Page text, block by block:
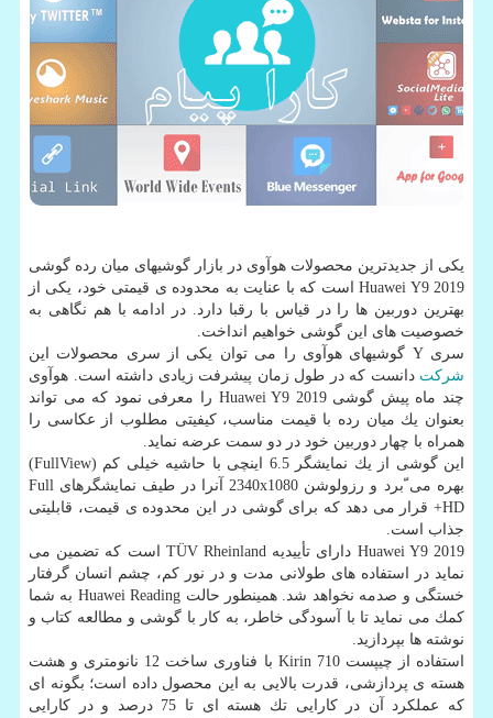
یكی از جدیدترین محصولات هوآوی در بازار گوشیهای میان رده گوشی
Huawei Y9 2019 است كه با عنایت به محدوده ی قیمتی خود، یكی از
بهترین دوربین ها را در قیاس با رقبا دارد. در ادامه با هم نگاهی به
خصوصیت های این گوشی خواهیم انداخت.
سری Y گوشیهای هوآوی را می توان یكی از سری محصولات این
شركت دانست كه در طول زمان پیشرفت زیادی داشته است. هوآوی
چند ماه پیش گوشی Huawei Y9 2019 را معرفی نمود كه می تواند
بعنوان یك میان رده با قیمت مناسب، كیفیتی مطلوب از عكاسی را
همراه با چهار دوربین خود در دو سمت عرضه نماید.
این گوشی از یك نمایشگر 6.5 اینچی با حاشیه خیلی كم (FullView)
بهره می ّبرد و رزولوشن 2340x1080 آنرا در طیف نمایشگرهای Full
HD+ قرار می دهد كه برای گوشی در این محدوده ی قیمت، قابلیتی
جذاب است.
Huawei Y9 2019 دارای تأییدیه TÜV Rheinland است كه تضمین می
نماید در استفاده های طولانی مدت و در نور كم، چشم انسان گرفتار
خستگی و صدمه نخواهد شد. همینطور حالت Huawei Reading به شما
كمك می نماید تا با آسودگی خاطر، به كار با گوشی و مطالعه كتاب و
نوشته ها بپردازید.
استفاده از چیپست Kirin 710 با فناوری ساخت 12 نانومتری و هشت
هسته ی پردازشی، قدرت بالایی به این محصول داده است؛ بگونه ای
كه عملكرد آن در كارایی تك هسته ای تا 75 درصد و در كارایی